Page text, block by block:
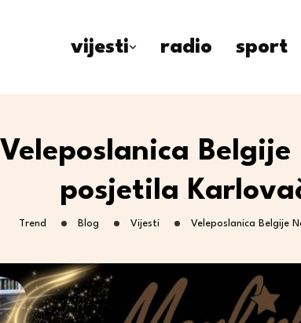
vijesti radio sport
Veleposlanica Belgije
posjetila
Trend Blog Vijesti Veleposlanica Belgije